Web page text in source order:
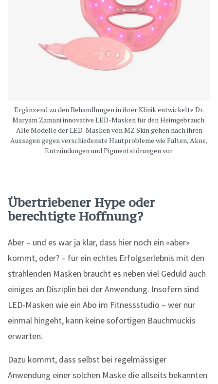
Ergänzend zu den Behandlungen in ihrer Klinik entwickelte Dr.
Maryam Zamani innovative LED-Masken für den Heimgebrauch.
Alle Modelle der LED-Masken von MZ Skin gehen nach ihren
Aussagen gegen verschiedenste Hautprobleme wie Falten, Akne,
Entzündungen und Pigmentstörungen vor.
Übertriebener Hype oder
berechtigte Hoffnung?
Aber – und es war ja klar, dass hier noch ein «aber»
kommt, oder? – für ein echtes Erfolgserlebnis mit den
strahlenden Masken braucht es neben viel Geduld auch
einiges an Disziplin bei der Anwendung. Insofern sind
LED-Masken wie ein Abo im Fitnessstudio – wer nur
einmal hingeht, kann keine sofortigen Bauchmuckis
erwarten.
Dazu kommt, dass selbst bei regelmässiger
Anwendung einer solchen Maske die allseits bekannten